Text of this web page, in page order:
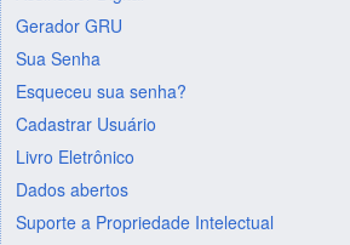
Gerador GRU
Sua Senha
Esqueceu sua senha?
Cadastrar Usuário
Livro Eletrônico
Dados abertos
Suporte a Propriedade Intelectual